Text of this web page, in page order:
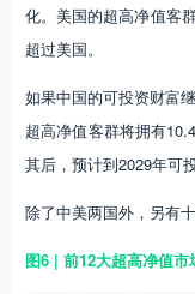
化。美国的超高净值客
超过美国。
如果中国的可投资财富
超高净值客群将拥有
其后，预计到2029年可
除了中美两国外，另有
图6 | 前12大超高净值市